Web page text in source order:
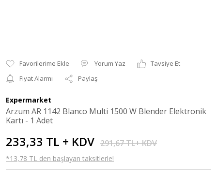
Yorum Yaz
Tavsiye Et
Fiyat Alarmı
Paylaş
Expermarket
Arzum AR 1142 Blanco Multi 1500 W Blender Elektronik
Kartı - 1 Adet
233,33 TL + KDV 291,67 TL+ KDV
*13,78 TL den başlayan taksitlerle!